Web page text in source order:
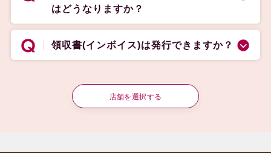
はどうなりますか？
領収書(インボイス)は発行できますか？
店舗を選択する